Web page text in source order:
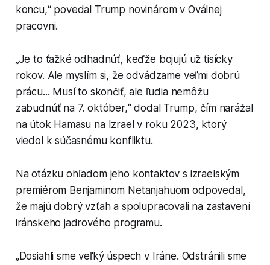
koncu,“ povedal Trump novinárom v Oválnej
pracovni.
„Je to ťažké odhadnúť, keďže bojujú už tisícky
rokov. Ale myslím si, že odvádzame veľmi dobrú
prácu... Musí to skončiť, ale ľudia nemôžu
zabudnúť na 7. október,“ dodal Trump, čím narážal
na útok Hamasu na Izrael v roku 2023, ktorý
viedol k súčasnému konfliktu.
Na otázku ohľadom jeho kontaktov s izraelským
premiérom Benjaminom Netanjahuom odpovedal,
že majú dobrý vzťah a spolupracovali na zastavení
iránskeho jadrového programu.
„Dosiahli sme veľký úspech v Iráne. Odstránili sme